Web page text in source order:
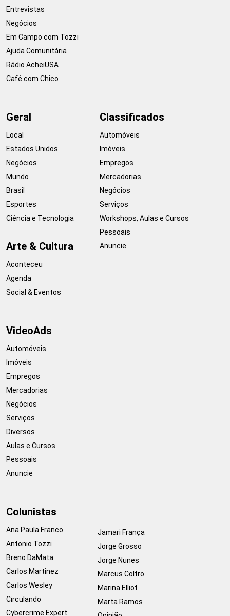
Entrevistas
Negócios
Em Campo com Tozzi
Ajuda Comunitária
Rádio AcheiUSA
Café com Chico
Geral
Local
Estados Unidos
Negócios
Mundo
Brasil
Esportes
Ciência e Tecnologia
Arte & Cultura
Aconteceu
Agenda
Social & Eventos
Classificados
Automóveis
Imóveis
Empregos
Mercadorias
Negócios
Serviços
Workshops, Aulas e Cursos
Pessoais
Anuncie
VideoAds
Automóveis
Imóveis
Empregos
Mercadorias
Negócios
Serviços
Diversos
Aulas e Cursos
Pessoais
Anuncie
Colunistas
Ana Paula Franco
Antonio Tozzi
Breno DaMata
Carlos Martinez
Carlos Wesley
Circulando
Cybercrime Expert
Jamari França
Jorge Grosso
Jorge Nunes
Marcus Coltro
Marina Elliot
Marta Ramos